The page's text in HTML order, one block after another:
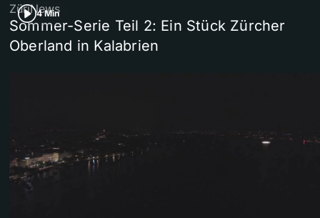
4 Min
ZüriNews
Sommer-Serie Teil 2: Ein Stück Zürcher
Oberland in Kalabrien